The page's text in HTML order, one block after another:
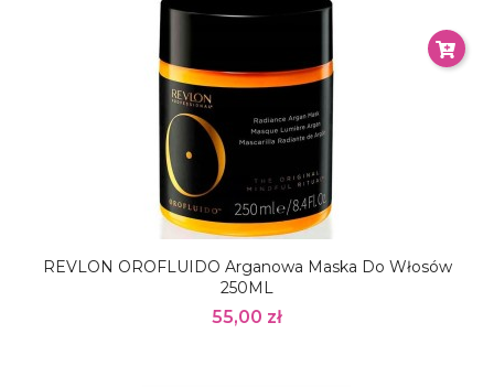
REVLON OROFLUIDO Arganowa Maska Do Włosów
250ML
55,00 zł